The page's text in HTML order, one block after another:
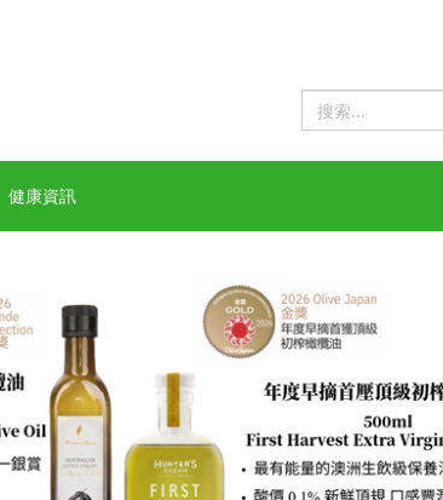
健康資訊